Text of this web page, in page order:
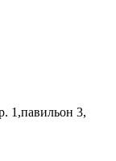
1,павильон 3,